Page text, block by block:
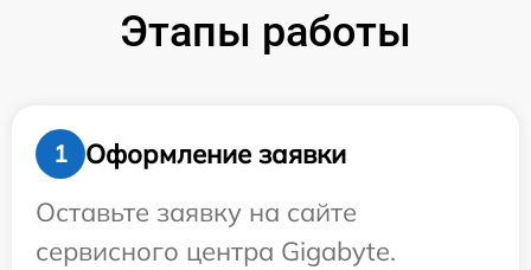
Этапы работы
1
Оформление заявки
Оставьте заявку на сайте
сервисного центра Gigabyte.